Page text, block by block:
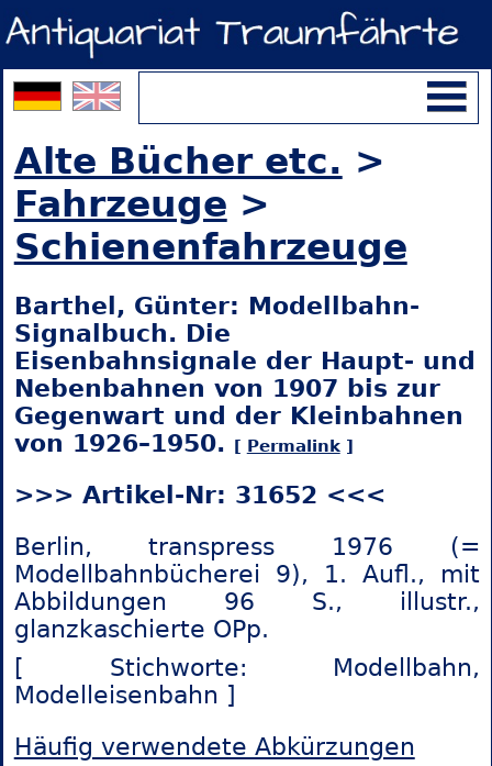
Alte Bücher etc. >
Fahrzeuge >
Schienenfahrzeuge
Barthel, Günter: Modellbahn-
Signalbuch. Die
Eisenbahnsignale der Haupt- und
Nebenbahnen von 1907 bis zur
Gegenwart und der Kleinbahnen
von 1926–1950. [ Permalink]
>>> Artikel-Nr: 31652 <<<
Berlin, transpress 1976 (=
Modellbahnbücherei 9), 1. Aufl., mit
Abbildungen 96 S., illustr.,
glanzkaschierte OPp.
[ Stichworte: Modellbahn,
Modelleisenbahn ]
Häufig verwendete Abkürzungen